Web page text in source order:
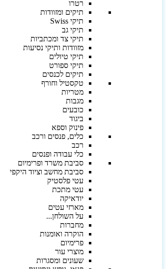
רטרו
תיקים ומזוודות
תיקי Swiss
תיקי גב
תיקי צד ומכתביות
מזוודות ותיקי נסיעות
תיקי טיולים
תיקי ספורט
תיקים לכנסים
טקסטיל וחורף
מטריות
מגבות
כובעים
ביגוד
פינוק וספא
כלים, פנסים ורכב
רכב
כלי עבודה ופנסים
סביבת משרד ופרימיום
סביבת מחשב וציוד היקפי
עטי פלסטיק
עטי מתכת
יודאיקה
מארזי עטים
על השולחן...
מחברות
הוקרה ואומנות
פרימיום
מוצרי עור
שעונים ומסגרות